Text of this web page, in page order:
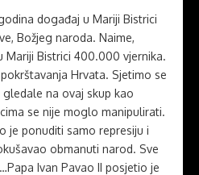
događaj u Mariji Bistrici
Božjeg naroda. Naime,
Mariji Bistrici 400.000 vjernika.
Hrvata. Sjetimo se
na ovaj skup kao
se nije moglo manipulirati.
je ponuditi samo represiju i
obmanuti narod. Sve
Ivan Pavao II posjetio je